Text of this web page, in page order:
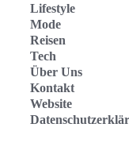
Lifestyle
Mode
Reisen
Tech
Über Uns
Kontakt
Website